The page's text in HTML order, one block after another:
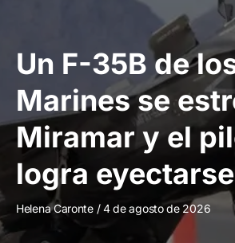
Un F-35B de
Marines se
Miramar y el
logra eyectarse
Helena Caronte 4 de agosto de 2026